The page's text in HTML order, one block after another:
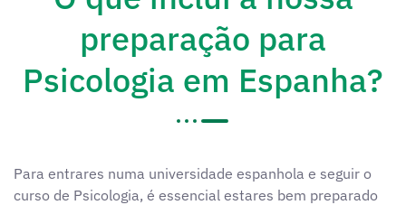
preparação para
Psicologia em Espanha?
Para entrares numa universidade espanhola e seguir o
curso de Psicologia, é essencial estares bem preparado